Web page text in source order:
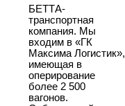
БЕТТА-
транспортная
компания. Мы
входим в «ГК
Максима Логистик»,
имеющая в
оперирование
более 2 500
вагонов.